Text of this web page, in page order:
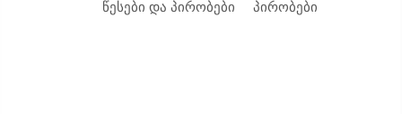
წესები და პირობები
პირობები